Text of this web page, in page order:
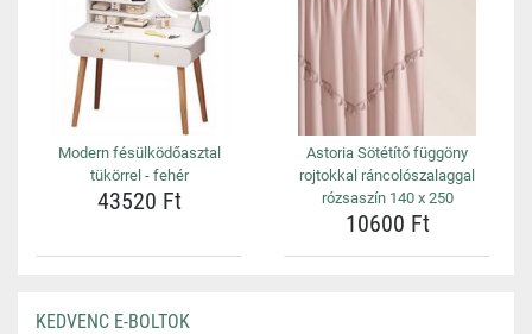
Modern fésülködőasztal
tükörrel - fehér
43520 Ft
Astoria Sötétítő függöny
rojtokkal ráncolószalaggal
rózsaszín 140 x 250
10600 Ft
KEDVENC E-BOLTOK